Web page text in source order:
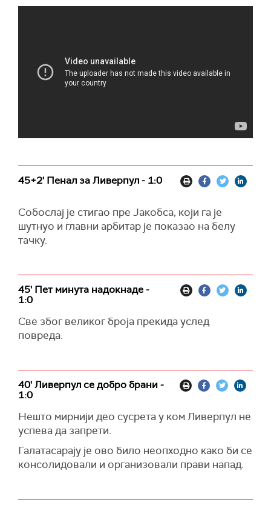
45+2' Пенал за Ливерпул - 1:0
Собослај је стигао пре Јакобса, који га је
шутнуо и главни арбитар је показао на белу
тачку.
45' Пет минута надокнаде -
1:0
Све због великог броја прекида услед
повреда.
40' Ливерпул се добро брани -
1:0
Нешто мирнији део сусрета у ком Ливерпул не
успева да запрети.
Галатасарају је ово било неопходно како би се
консолидовали и организовали прави напад.